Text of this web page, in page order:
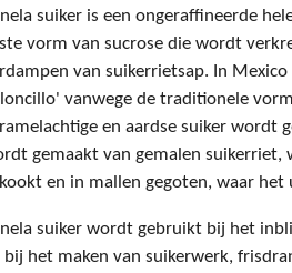
suiker is een ongeraffineerde
vorm van sucrose die wordt
van suikerrietsap. In
vanwege de traditionele
en aardse suiker wordt
gemaakt van gemalen suikerriet,
en in mallen gegoten, waar
suiker wordt gebruikt bij het
bij het maken van suikerwerk,